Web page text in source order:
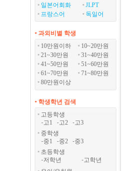
일본어회화
JLPT
프랑스어
독일어
• 과외비별 학생
10만원이하
10~20만원
21~30만원
31~40만원
41~50만원
51~60만원
61~70만원
71~80만원
80만원이상
• 학생학년 검색
고등학생
-고1 -고2 -고3
중학생
-중1 -중2 -중3
초등학생
-저학년 -고학년